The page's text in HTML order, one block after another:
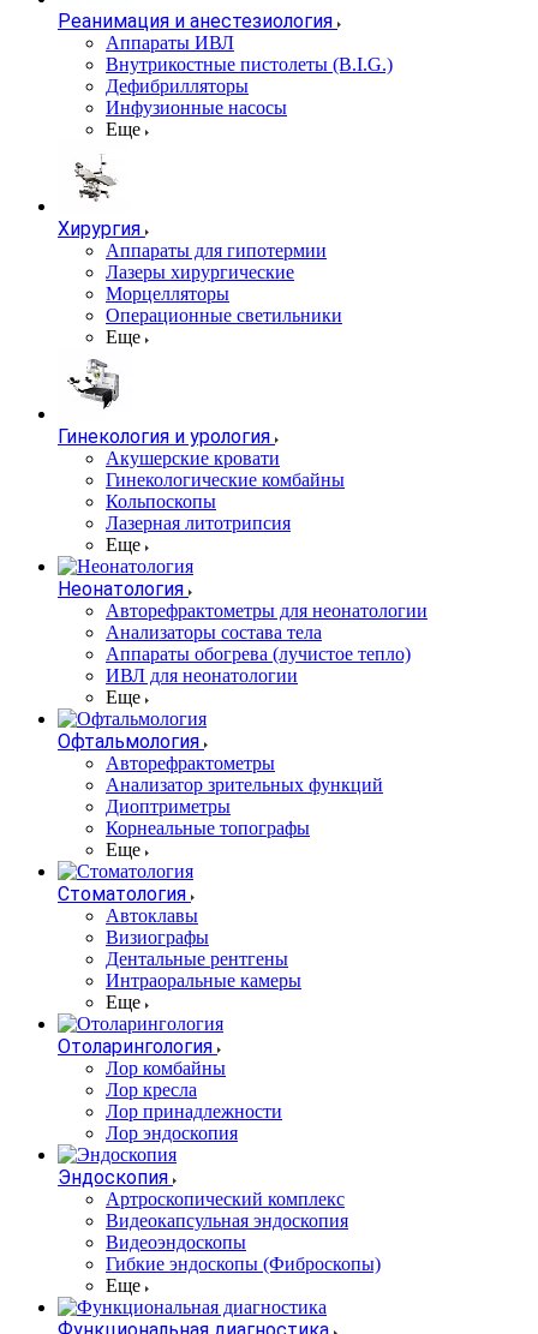
Реанимация и анестезиология
Аппараты ИВЛ
Внутрикостные пистолеты (B.I.G.)
Дефибрилляторы
Инфузионные насосы
Еще
Хирургия
Аппараты для гипотермии
Лазеры хирургические
Морцелляторы
Операционные светильники
Еще
Гинекология и урология
Акушерские кровати
Гинекологические комбайны
Кольпоскопы
Лазерная литотрипсия
Еще
Неонатология
Авторефрактометры для неонатологии
Анализаторы состава тела
Аппараты обогрева (лучистое тепло)
ИВЛ для неонатологии
Еще
Офтальмология
Авторефрактометры
Анализатор зрительных функций
Диоптриметры
Корнеальные топографы
Еще
Стоматология
Автоклавы
Визиографы
Дентальные рентгены
Интраоральные камеры
Еще
Отоларингология
Лор комбайны
Лор кресла
Лор принадлежности
Лор эндоскопия
Эндоскопия
Артроскопический комплекс
Видеокапсульная эндоскопия
Видеоэндоскопы
Гибкие эндоскопы (Фиброcкопы)
Еще